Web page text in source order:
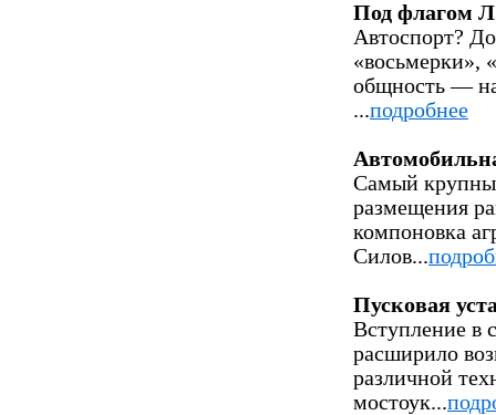
Под флагом
Автоспорт?
«восьмерки»,
общность — на
...подробнее
Самый
размещения
компоновка
Силов...
Пусковая
Вступление в
расширило
различной
мостоук...